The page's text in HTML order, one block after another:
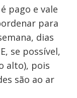
pago e vale
para
dias
se possível,
alto), pois
são ao ar